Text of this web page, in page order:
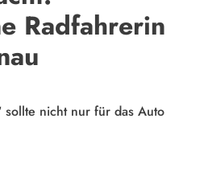
Radfahrerin
sollte nicht nur für das Auto